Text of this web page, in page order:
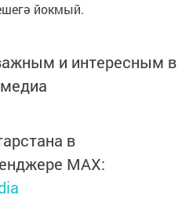
йокмый.
и интересным в
в
MАХ: